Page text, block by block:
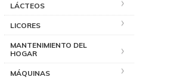
LÁCTEOS
LICORES
MANTENIMIENTO DEL
HOGAR
MÁQUINAS